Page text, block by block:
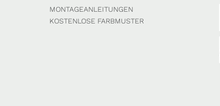
MONTAGEANLEITUNGEN
KOSTENLOSE FARBMUSTER